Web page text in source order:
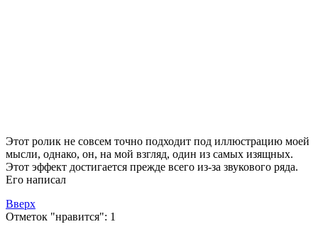
Этот ролик не совсем точно подходит под иллюстрацию моей
мысли, однако, он, на мой взгляд, один из самых изящных.
Этот эффект достигается прежде всего из-за звукового ряда.
Его написал
Вверх
Отметок "нравится": 1